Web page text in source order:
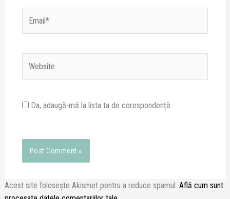
Da, adaugă-mă la lista ta de corespondență
Acest site folosește Akismet pentru a reduce spamul. Află cum sunt